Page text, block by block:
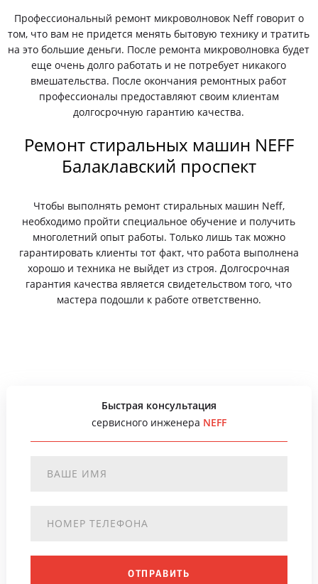
Профессиональный ремонт микроволновок Neff говорит о
том, что вам не придется менять бытовую технику и тратить
на это большие деньги. После ремонта микроволновка будет
еще очень долго работать и не потребует никакого
вмешательства. После окончания ремонтных работ
профессионалы предоставляют своим клиентам
долгосрочную гарантию качества.
Ремонт стиральных машин NEFF
Балаклавский проспект
Чтобы выполнять ремонт стиральных машин Neff,
необходимо пройти специальное обучение и получить
многолетний опыт работы. Только лишь так можно
гарантировать клиенты тот факт, что работа выполнена
хорошо и техника не выйдет из строя. Долгосрочная
гарантия качества является свидетельством того, что
мастера подошли к работе ответственно.
Быстрая консультация
сервисного инженера NEFF
ОТПРАВИТЬ